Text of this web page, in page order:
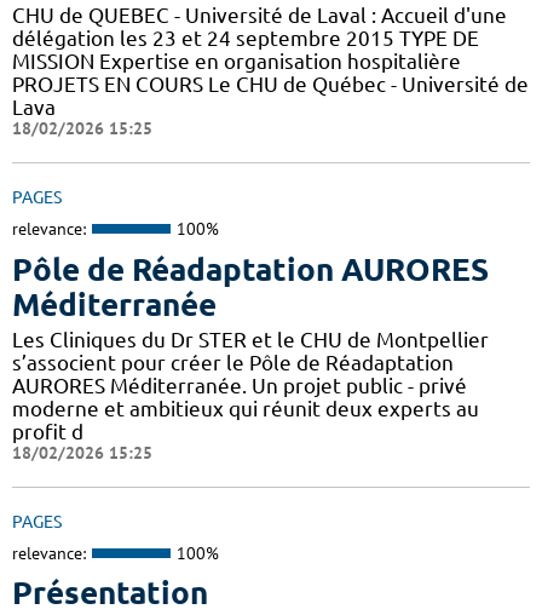
CHU de QUEBEC - Université de Laval : Accueil d'une
délégation les 23 et 24 septembre 2015 TYPE DE
MISSION Expertise en organisation hospitalière
PROJETS EN COURS Le CHU de Québec - Université de
Lava
18/02/2026 15:25
PAGES
relevance: 100%
Pôle de Réadaptation AURORES
Méditerranée
Les Cliniques du Dr STER et le CHU de Montpellier
s’associent pour créer le Pôle de Réadaptation
AURORES Méditerranée. Un projet public - privé
moderne et ambitieux qui réunit deux experts au
profit d
18/02/2026 15:25
PAGES
relevance: 100%
Présentation